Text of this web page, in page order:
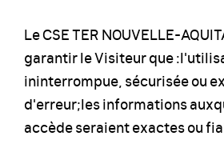
Le CSE TER NOUVELLE-
garantir le Visiteur que
ininterrompue, sécurisée ou
d'erreur;les informations
accède seraient exactes ou